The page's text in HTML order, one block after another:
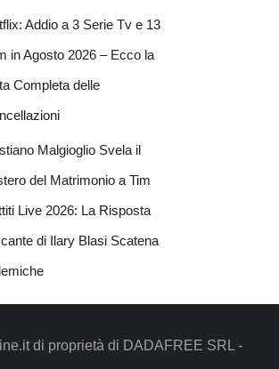
Addio a 3 Serie Tv e 13
in Agosto 2026 – Ecco la
Completa delle
Malgioglio Svela il
del Matrimonio a Tim
Live 2026: La Risposta
di Ilary Blasi Scatena
di proprietà di DADAFREE SRL -